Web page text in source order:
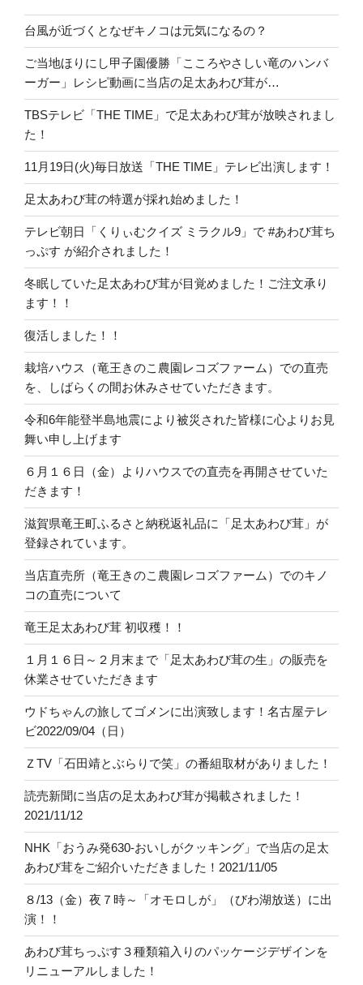
台風が近づくとなぜキノコは元気になるの？
ご当地ほりにし甲子園優勝「こころやさしい竜のハンバ
ーガー」レシピ動画に当店の足太あわび茸が…
TBSテレビ「THE TIME」で足太あわび茸が放映されまし
た！
11月19日(火)毎日放送「THE TIME」テレビ出演します！
足太あわび茸の特選が採れ始めました！
テレビ朝日「くりぃむクイズ ミラクル9」で #あわび茸ち
っぷす が紹介されました！
冬眠していた足太あわび茸が目覚めました！ご注文承り
ます！！
復活しました！！
栽培ハウス（竜王きのこ農園レコズファーム）での直売
を、しばらくの間お休みさせていただきます。
令和6年能登半島地震により被災された皆様に心よりお見
舞い申し上げます
６月１６日（金）よりハウスでの直売を再開させていた
だきます！
滋賀県竜王町ふるさと納税返礼品に「足太あわび茸」が
登録されています。
当店直売所（竜王きのこ農園レコズファーム）でのキノ
コの直売について
竜王足太あわび茸 初収穫！！
１月１６日～２月末まで「足太あわび茸の生」の販売を
休業させていただきます
ウドちゃんの旅してゴメンに出演致します！名古屋テレ
ビ2022/09/04（日）
ＺTV「石田靖とぶらりで笑」の番組取材がありました！
読売新聞に当店の足太あわび茸が掲載されました！
2021/11/12
NHK「おうみ発630-おいしがクッキング」で当店の足太
あわび茸をご紹介いただきました！2021/11/05
８/13（金）夜７時～「オモロしが」（びわ湖放送）に出
演！！
あわび茸ちっぷす３種類箱入りのパッケージデザインを
リニューアルしました！